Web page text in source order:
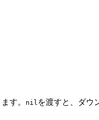
す。 nil を渡すと、ダウ